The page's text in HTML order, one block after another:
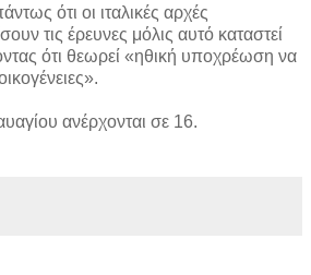
ότι οι ιταλικές αρχές
τις έρευνες μόλις αυτό καταστεί
ότι θεωρεί «ηθική υποχρέωση να
ανέρχονται σε 16.